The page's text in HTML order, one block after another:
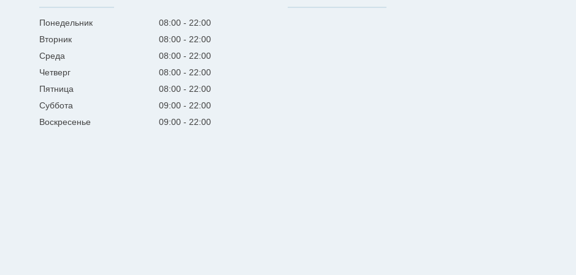
Понедельник 08:00
22:00
Вторник
08:00
22:00
Среда
08:00
22:00
Четверг
08:00
22:00
Пятница
08:00
22:00
Суббота
09:00
22:00
Воскресенье
09:00 22:00